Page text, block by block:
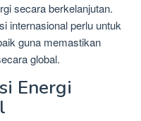
secara berkelanjutan.
internasional perlu untuk
guna memastikan
global.
Energi